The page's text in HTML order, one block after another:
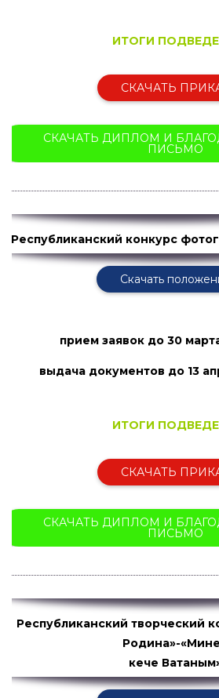
ИТОГИ
СКАЧАТЬ
СКАЧАТЬ ДИПЛОМ И
ПИСЬМО
Республиканский конкурс
Скачать
прием заявок до 30
выдача документов до 13
ИТОГИ
СКАЧАТЬ
СКАЧАТЬ ДИПЛОМ И
ПИСЬМО
Республиканский творческий
Родина»-
кече